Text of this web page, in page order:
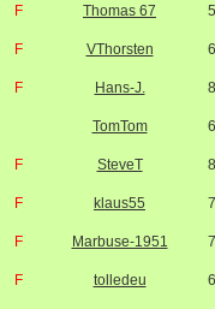
F Thomas 67
F VThorsten
F Hans-J.
TomTom
F SteveT
F klaus55
F Marbuse-1951
F tolledeu